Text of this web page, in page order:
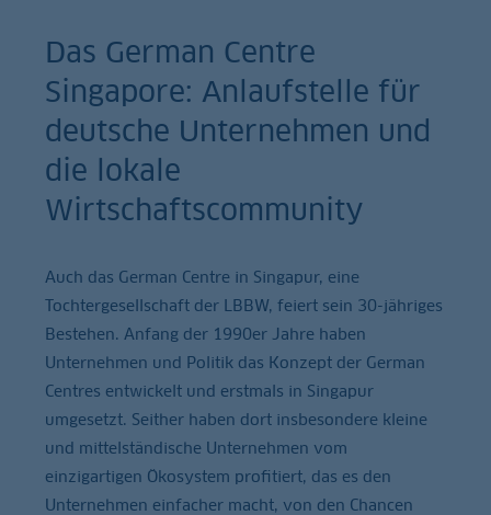
Das German Centre
Singapore: Anlaufstelle für
deutsche Unternehmen und
die lokale
Wirtschaftscommunity
Auch das German Centre in Singapur, eine
Tochtergesellschaft der LBBW, feiert sein 30-jähriges
Bestehen. Anfang der 1990er Jahre haben
Unternehmen und Politik das Konzept der German
Centres entwickelt und erstmals in Singapur
umgesetzt. Seither haben dort insbesondere kleine
und mittelständische Unternehmen vom
einzigartigen Ökosystem profitiert, das es den
Unternehmen einfacher macht, von den Chancen